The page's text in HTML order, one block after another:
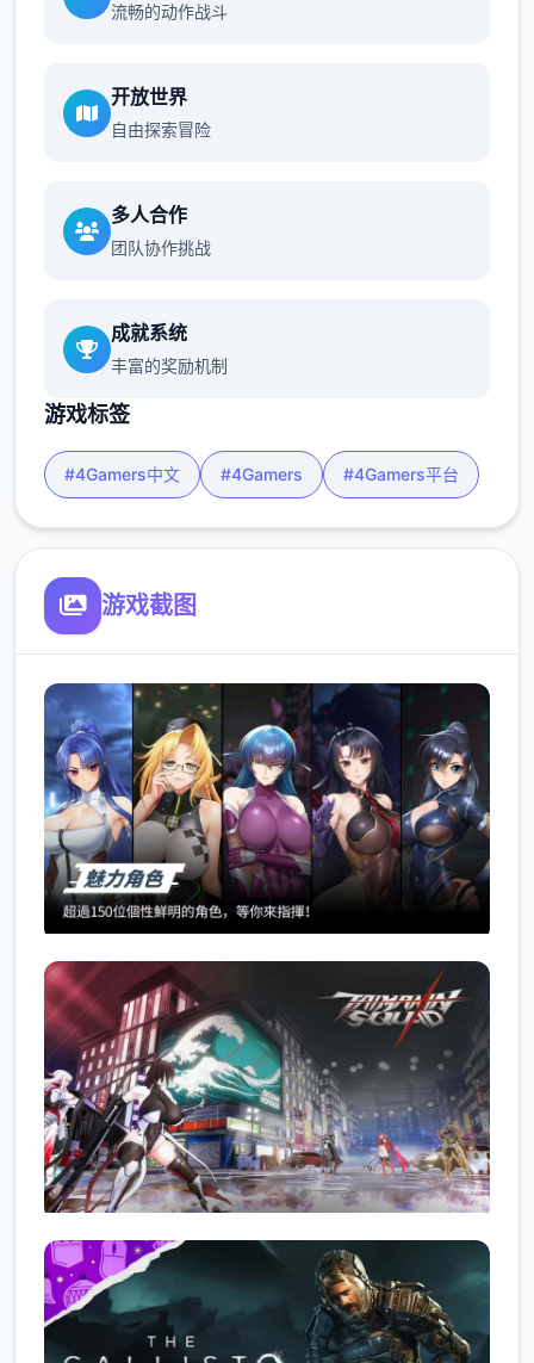
流畅的动作战斗
开放世界
自由探索冒险
多人合作
团队协作挑战
成就系统
丰富的奖励机制
游戏标签
#4Gamers中文 #4Gamers #4Gamers平台
游戏截图